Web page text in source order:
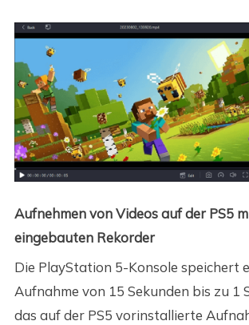
Aufnehmen von Videos auf der PS5
eingebauten Rekorder
Die PlayStation 5-Konsole speichert
Aufnahme von 15 Sekunden bis zu 1
das auf der PS5 vorinstallierte